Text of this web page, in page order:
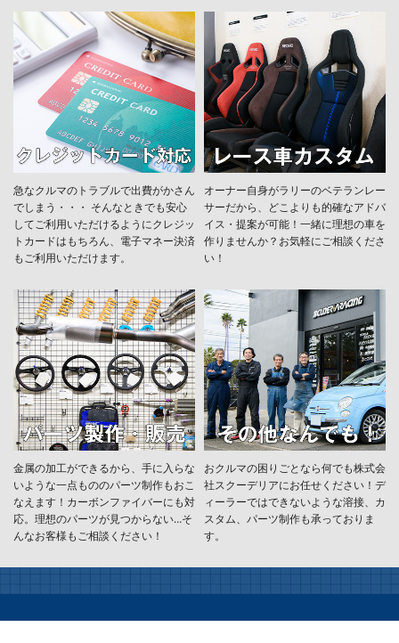
急なクルマのトラブルで出費がかさん
でしまう・・・ そんなときでも安心
してご利用いただけるようにクレジッ
トカードはもちろん、電子マネー決済
もご利用いただけます。
オーナー自身がラリーのベテランレー
サーだから、どこよりも的確なアドバ
イス・提案が可能！一緒に理想の車を
作りませんか？お気軽にご相談くださ
い！
金属の加工ができるから、手に入らな
いような一点もののパーツ制作もおこ
なえます！カーボンファイバーにも対
応。理想のパーツが見つからない…そ
んなお客様もご相談ください！
おクルマの困りごとなら何でも株式会
社スクーデリアにお任せください！デ
ィーラーではできないような溶接、カ
スタム、パーツ制作も承っておりま
す。